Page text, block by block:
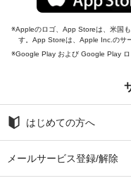
Appleのロゴ、App Storeは、米国
す。App Storeは、Apple Inc.のサ
Google Play および Google Play ロ
はじめての方へ
メールサービス登録/解除